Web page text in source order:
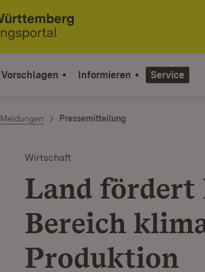
Vorschlagen Informieren Service
Meldungen Pressemitteilung
Wirtschaft
Land fördert
Bereich
Produktion